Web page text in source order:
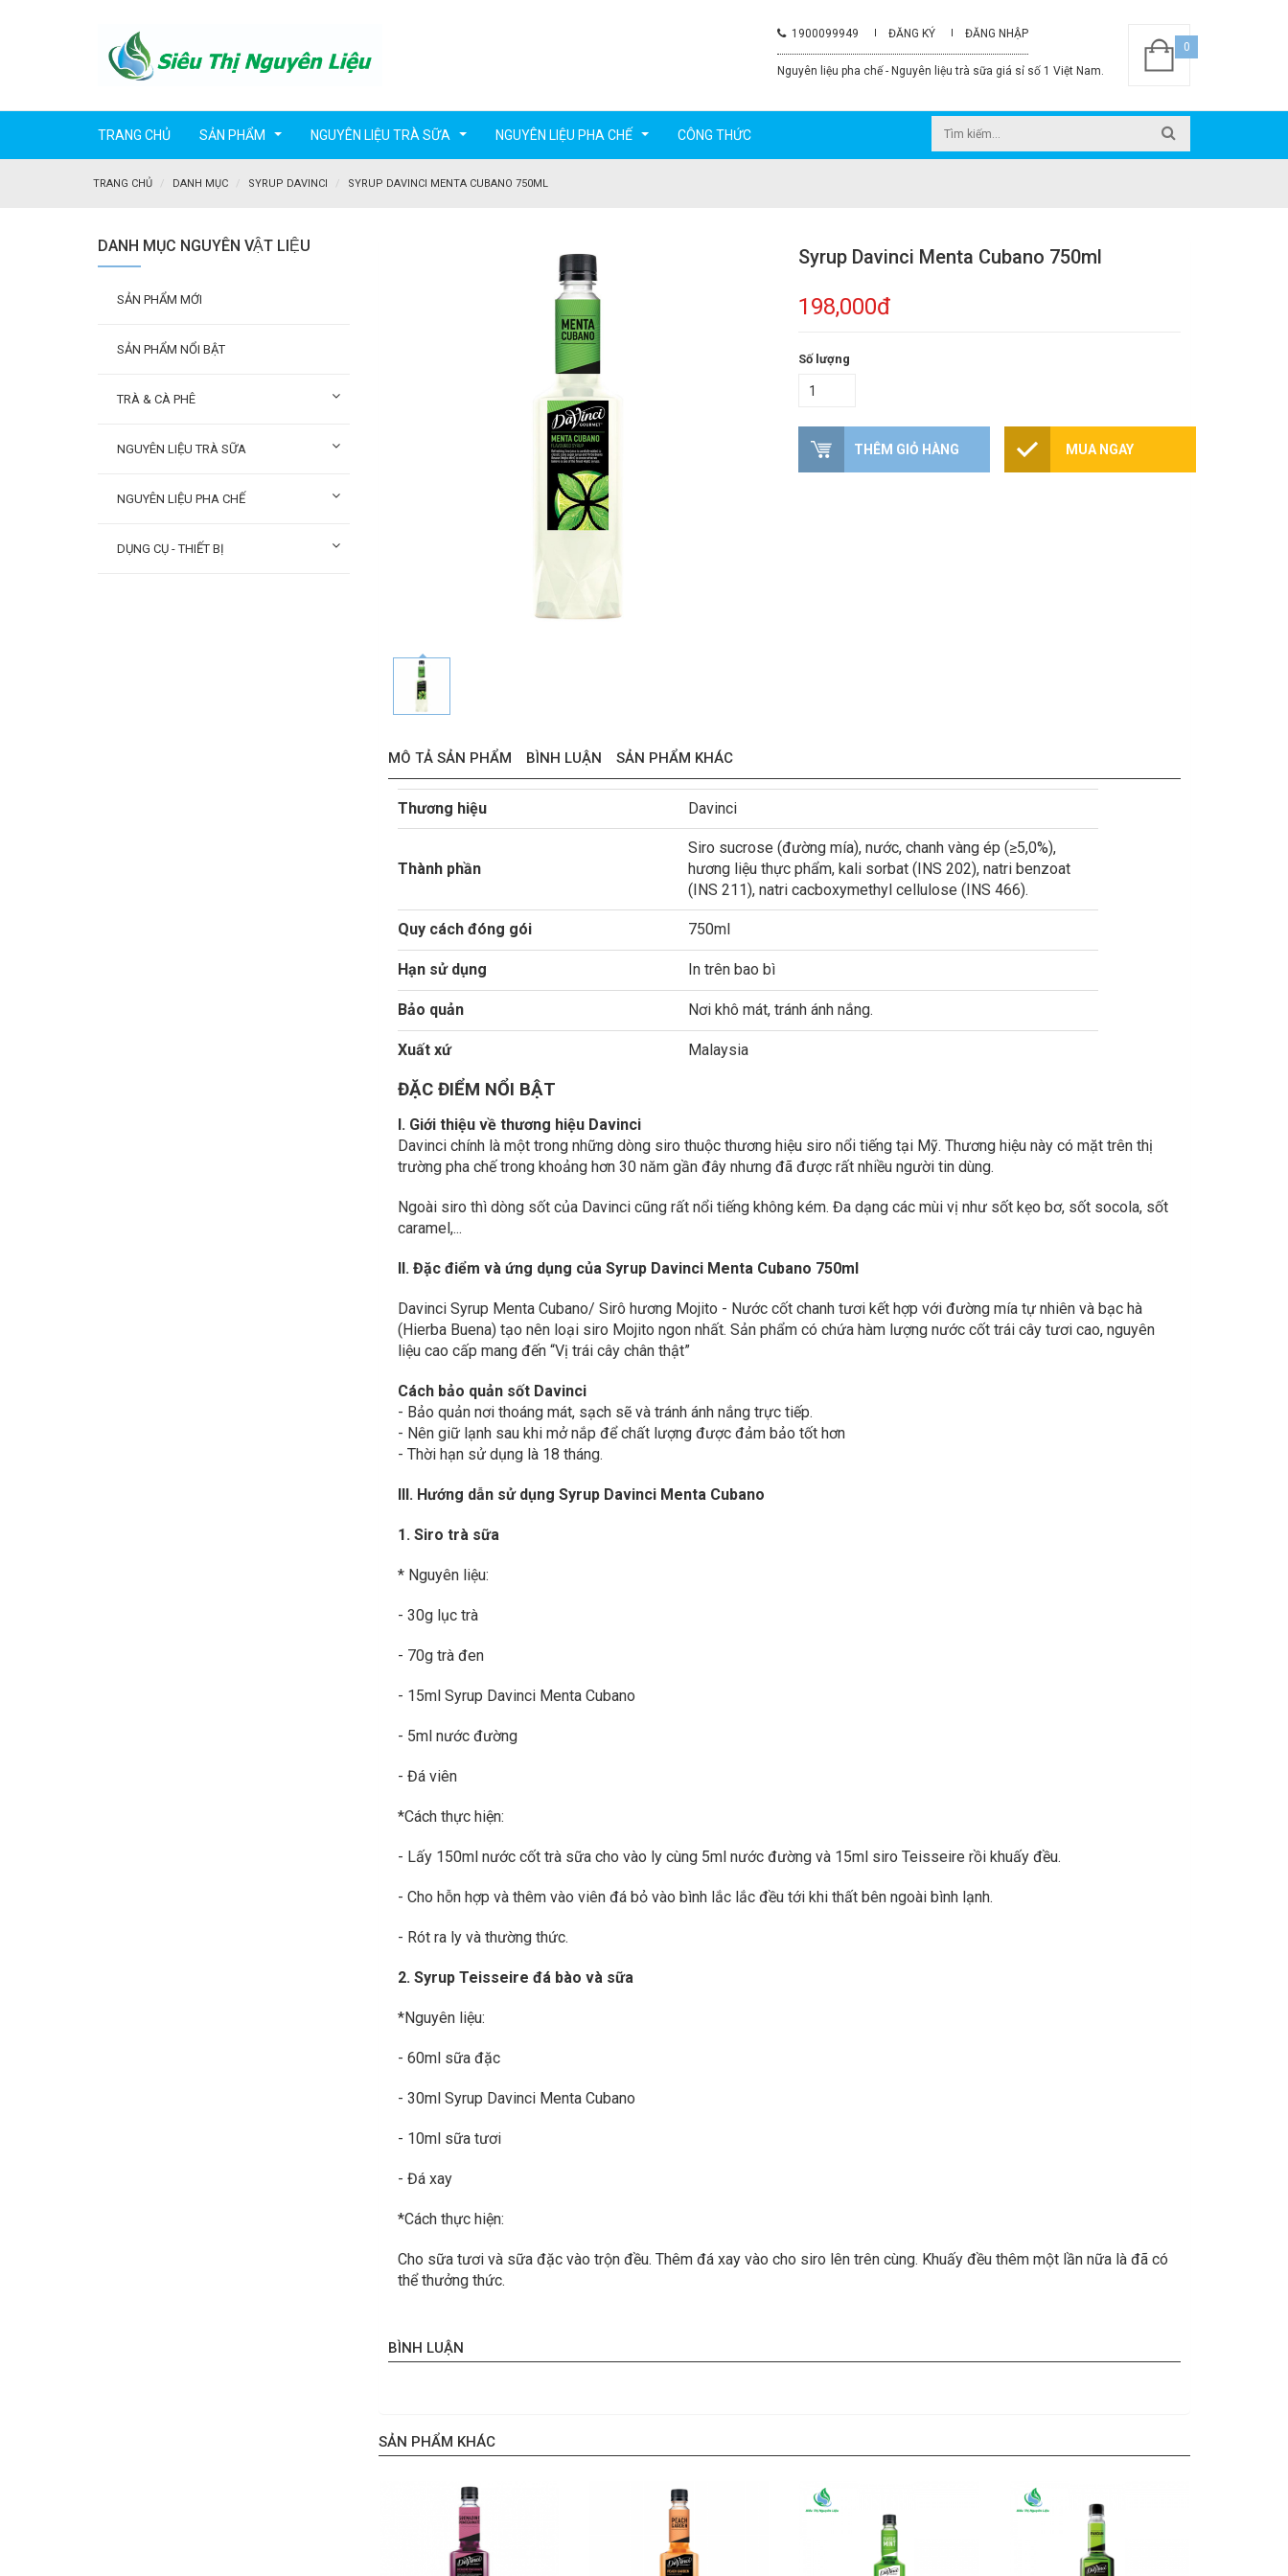
0
1900099949 ĐĂNG KÝ ĐĂNG NHẬP
Nguyên liệu pha chế - Nguyên liệu trà sữa giá sỉ số 1 Việt Nam.
TRANG CHỦ SẢN PHẨM NGUYÊN LIỆU TRÀ SỮA NGUYÊN LIỆU PHA CHẾ CÔNG THỨC
TRANG CHỦ DANH MỤC SYRUP DAVINCI SYRUP DAVINCI MENTA CUBANO 750ML
DANH MỤC NGUYÊN VẬT LIỆU
SẢN PHẨM MỚI
SẢN PHẨM NỔI BẬT
TRÀ & CÀ PHÊ
NGUYÊN LIỆU TRÀ SỮA
NGUYÊN LIỆU PHA CHẾ
DỤNG CỤ - THIẾT BỊ
Syrup Davinci Menta Cubano 750ml
198,000đ
Số lượng
THÊM GIỎ HÀNG MUA NGAY
MÔ TẢ SẢN PHẨM BÌNH LUẬN SẢN PHẨM KHÁC
Thương hiệu Davinci
Thành phần
Siro sucrose (đường mía), nước, chanh vàng ép (≥5,0%),
hương liệu thực phẩm, kali sorbat (INS 202), natri benzoat
(INS 211), natri cacboxymethyl cellulose (INS 466).
Quy cách đóng gói 750ml
Hạn sử dụng In trên bao bì
Bảo quản Nơi khô mát, tránh ánh nắng.
Xuất xứ Malaysia
ĐẶC ĐIỂM NỔI BẬT
I. Giới thiệu về thương hiệu Davinci
Davinci chính là một trong những dòng siro thuộc thương hiệu siro nổi tiếng tại Mỹ. Thương hiệu này có mặt trên thị
trường pha chế trong khoảng hơn 30 năm gần đây nhưng đã được rất nhiều người tin dùng.
Ngoài siro thì dòng sốt của Davinci cũng rất nổi tiếng không kém. Đa dạng các mùi vị như sốt kẹo bơ, sốt socola, sốt
caramel,...
II. Đặc điểm và ứng dụng của Syrup Davinci Menta Cubano 750ml
Davinci Syrup Menta Cubano/ Sirô hương Mojito - Nước cốt chanh tươi kết hợp với đường mía tự nhiên và bạc hà
(Hierba Buena) tạo nên loại siro Mojito ngon nhất. Sản phẩm có chứa hàm lượng nước cốt trái cây tươi cao, nguyên
liệu cao cấp mang đến “Vị trái cây chân thật”
Cách bảo quản sốt Davinci
- Bảo quản nơi thoáng mát, sạch sẽ và tránh ánh nắng trực tiếp.
- Nên giữ lạnh sau khi mở nắp để chất lượng được đảm bảo tốt hơn
- Thời hạn sử dụng là 18 tháng.
III. Hướng dẫn sử dụng Syrup Davinci Menta Cubano
1. Siro trà sữa
* Nguyên liệu:
- 30g lục trà
- 70g trà đen
- 15ml Syrup Davinci Menta Cubano
- 5ml nước đường
- Đá viên
*Cách thực hiện:
- Lấy 150ml nước cốt trà sữa cho vào ly cùng 5ml nước đường và 15ml siro Teisseire rồi khuấy đều.
- Cho hỗn hợp và thêm vào viên đá bỏ vào bình lắc lắc đều tới khi thất bên ngoài bình lạnh.
- Rót ra ly và thường thức.
2. Syrup Teisseire đá bào và sữa
*Nguyên liệu:
- 60ml sữa đặc
- 30ml Syrup Davinci Menta Cubano
- 10ml sữa tươi
- Đá xay
*Cách thực hiện:
Cho sữa tươi và sữa đặc vào trộn đều. Thêm đá xay vào cho siro lên trên cùng. Khuấy đều thêm một lần nữa là đã có
thể thưởng thức.
BÌNH LUẬN
SẢN PHẨM KHÁC